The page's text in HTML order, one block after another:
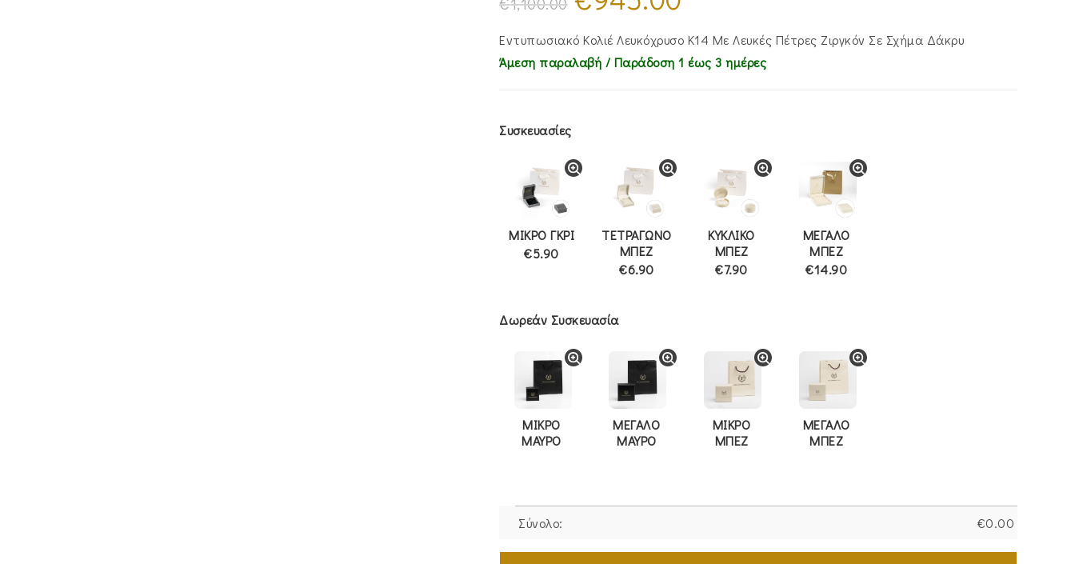
was:
€945.00.
Εντυπωσιακό Κολιέ Λευκόχρυσο Κ14 Με Λευκές Πέτρες Ζιργκόν Σε Σχήμα Δάκρυ
Άμεση παραλαβή / Παράδoση 1 έως 3 ημέρες
Συσκευασίες
ΜΙΚΡΟ ΓΚΡΙ
€5.90
ΤΕΤΡΑΓΩΝΟ
ΜΠΕΖ
€6.90
ΚΥΚΛΙΚΟ
ΜΠΕΖ
€7.90
ΜΕΓΑΛΟ
ΜΠΕΖ
€14.90
Δωρεάν Συσκευασία
ΜΙΚΡΟ
ΜΑΥΡΟ
ΜΕΓΑΛΟ
ΜΑΥΡΟ
ΜΙΚΡΟ
ΜΠΕΖ
ΜΕΓΑΛΟ
ΜΠΕΖ
Σύνολο: €0.00
Εντυπωσιακό